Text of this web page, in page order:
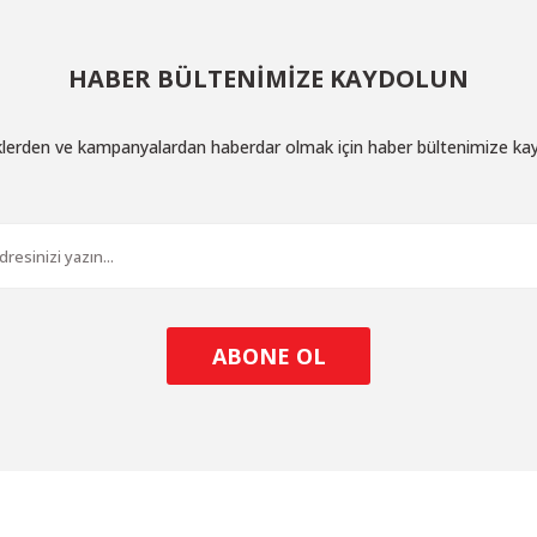
HABER BÜLTENİMİZE KAYDOLUN
ve kampanyalardan haberdar olmak için haber bültenimize
ABONE OL